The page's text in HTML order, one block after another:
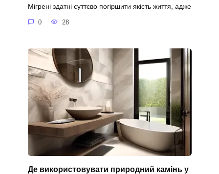
Мігрені здатні суттєво погіршити якість життя, адже
0 28
Де використовувати природний камінь у